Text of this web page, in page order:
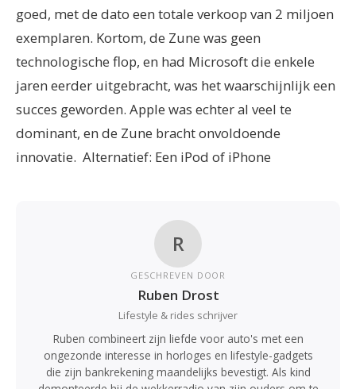
goed, met de dato een totale verkoop van 2 miljoen
exemplaren. Kortom, de Zune was geen
technologische flop, en had Microsoft die enkele
jaren eerder uitgebracht, was het waarschijnlijk een
succes geworden. Apple was echter al veel te
dominant, en de Zune bracht onvoldoende
innovatie. Alternatief: Een iPod of iPhone
R
GESCHREVEN DOOR
Ruben Drost
Lifestyle & rides schrijver
Ruben combineert zijn liefde voor auto's met een
ongezonde interesse in horloges en lifestyle-gadgets
die zijn bankrekening maandelijks bevestigt. Als kind